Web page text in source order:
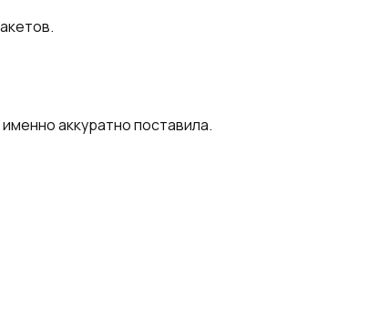
аккуратно поставила.